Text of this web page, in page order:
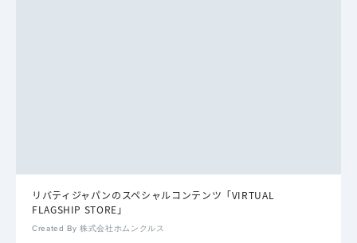
リバティジャパンのスペシャルコンテンツ「VIRTUAL
FLAGSHIP STORE」
Created By 株式会社ホムンクルス